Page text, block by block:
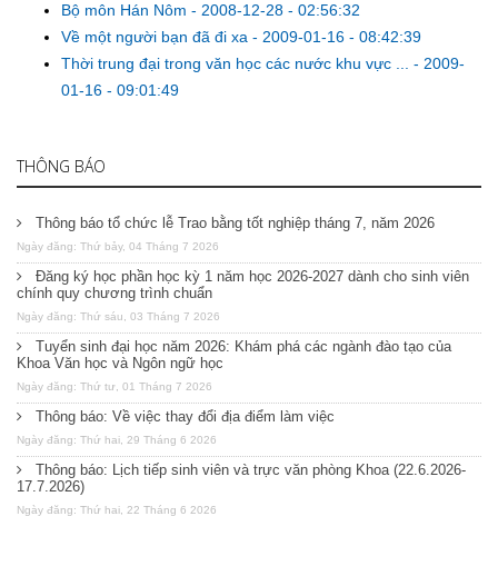
Bộ môn Hán Nôm - 2008-12-28 - 02:56:32
Về một người bạn đã đi xa - 2009-01-16 - 08:42:39
Thời trung đại trong văn học các nước khu vực ... - 2009-
01-16 - 09:01:49
THÔNG BÁO
Thông báo tổ chức lễ Trao bằng tốt nghiệp tháng 7, năm 2026
Ngày đăng: Thứ bảy, 04 Tháng 7 2026
Đăng ký học phần học kỳ 1 năm học 2026-2027 dành cho sinh viên
chính quy chương trình chuẩn
Ngày đăng: Thứ sáu, 03 Tháng 7 2026
Tuyển sinh đại học năm 2026: Khám phá các ngành đào tạo của
Khoa Văn học và Ngôn ngữ học
Ngày đăng: Thứ tư, 01 Tháng 7 2026
Thông báo: Về việc thay đổi địa điểm làm việc
Ngày đăng: Thứ hai, 29 Tháng 6 2026
Thông báo: Lịch tiếp sinh viên và trực văn phòng Khoa (22.6.2026-
17.7.2026)
Ngày đăng: Thứ hai, 22 Tháng 6 2026